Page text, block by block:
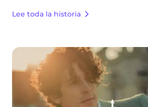
Lee toda la historia